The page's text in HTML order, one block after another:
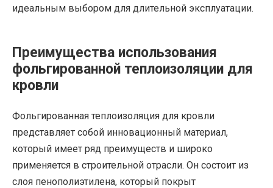
идеальным выбором для длительной эксплуатации.
Преимущества использования
фольгированной теплоизоляции для
кровли
Фольгированная теплоизоляция для кровли
представляет собой инновационный материал,
который имеет ряд преимуществ и широко
применяется в строительной отрасли. Он состоит из
слоя пенополиэтилена, который покрыт